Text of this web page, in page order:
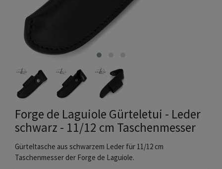
Forge de Laguiole Gürteletui - Leder
schwarz - 11/12 cm Taschenmesser
Gürteltasche aus schwarzem Leder für 11/12 cm
Taschenmesser der Forge de Laguiole.